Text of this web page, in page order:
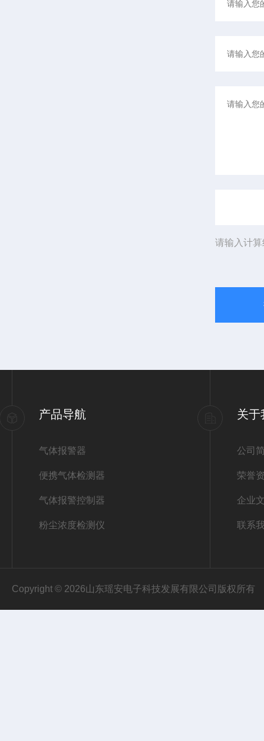
请输入计
产品导航
气体报警器
便携气体检测器
气体报警控制器
粉尘浓度检测仪
关于
公司
荣誉
企业
联系
Copyright © 2026山东瑶安电子科技发展有限公司版权所有